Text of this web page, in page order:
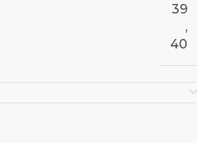
39
,
40